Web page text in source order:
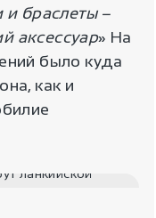
и браслеты –
аксессуар» На
было куда
как и